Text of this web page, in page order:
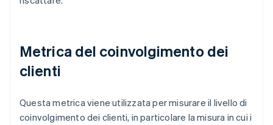
Metrica del coinvolgimento dei
clienti
Questa metrica viene utilizzata per misurare il livello di
coinvolgimento dei clienti, in particolare la misura in cui i